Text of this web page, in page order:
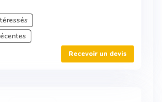
Recevoir un devis